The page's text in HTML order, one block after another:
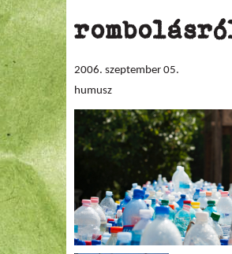
2006. szeptember 05.
humusz